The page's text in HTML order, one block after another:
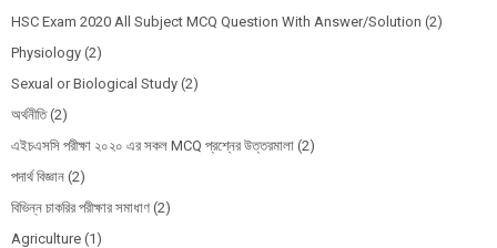
HSC Exam 2020 All Subject MCQ Question With Answer/Solution (2)
Physiology (2)
Sexual or Biological Study (2)
অর্থনীতি (2)
এইচএসসি পরীক্ষা ২০২০ এর সকল MCQ প্রশ্নের উত্তরমালা (2)
পদার্থ বিজ্ঞান (2)
বিভিন্ন চাকরির পরীক্ষার সমাধাণ (2)
Agriculture (1)